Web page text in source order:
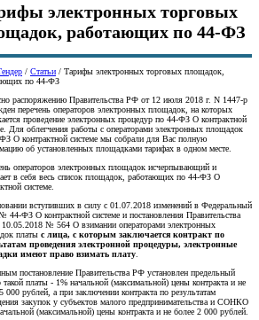
электронных торговых
работающих по 44-ФЗ
/ Статьи / Тарифы электронных торговых площадок,
по 44-ФЗ
распоряжению Правительства РФ от 12 июля 2018 г. N 1447-р
перечень операторов электронных площадок, на которых
проведение электронных процедур по 44-ФЗ О контрактной
Для облегчения работы с операторами электронных площадок
О контрактной системе мы собрали для Вас полную
об установленных площадками тарифах в одном месте.
операторов электронных площадок исчерпывающий и
в себя весь список площадок, работающих по 44-ФЗ О
системе.
вступивших в силу с 01.07.2018 изменений в Федеральный
44-ФЗ О контрактной системе и постановления Правительства
№ 564 О взимании операторами электронных
платы с лица, с которым заключается контракт по
проведения электронной процедуры, электронные
имеют право взимать плату
постановление Правительства РФ установлен предельный
такой платы - 1% начальной (максимальной) цены контракта и не
000 рублей, а при заключении контракта по результатам
закупок у субъектов малого предпринимательства и СОНКО
(максимальной) цены контракта и не более 2 000 рублей.